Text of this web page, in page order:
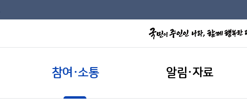
참여·소통 알림·자료